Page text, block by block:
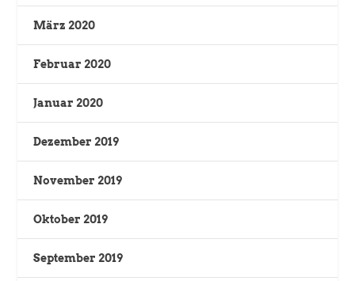
März 2020
Februar 2020
Januar 2020
Dezember 2019
November 2019
Oktober 2019
September 2019